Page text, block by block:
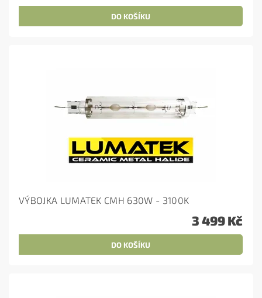
VÝBOJKA LUMATEK CMH 630W - 3100K
3 499 Kč